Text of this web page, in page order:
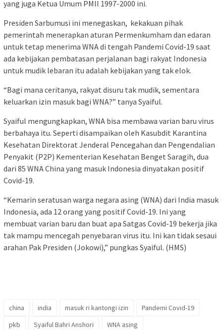
yang juga Ketua Umum PMII 1997-2000 ini.
Presiden Sarbumusi ini menegaskan, kekakuan pihak
pemerintah menerapkan aturan Permenkumham dan edaran
untuk tetap menerima WNA di tengah Pandemi Covid-19 saat
ada kebijakan pembatasan perjalanan bagi rakyat Indonesia
untuk mudik lebaran itu adalah kebijakan yang tak elok.
“Bagi mana ceritanya, rakyat disuru tak mudik, sementara
keluarkan izin masuk bagi WNA?” tanya Syaiful.
Syaiful mengungkapkan, WNA bisa membawa varian baru virus
berbahaya itu. Seperti disampaikan oleh Kasubdit Karantina
Kesehatan Direktorat Jenderal Pencegahan dan Pengendalian
Penyakit (P2P) Kementerian Kesehatan Benget Saragih, dua
dari 85 WNA China yang masuk Indonesia dinyatakan positif
Covid-19.
“Kemarin seratusan warga negara asing (WNA) dari India masuk
Indonesia, ada 12 orang yang positif Covid-19. Ini yang
membuat varian baru dan buat apa Satgas Covid-19 bekerja jika
tak mampu mencegah penyebaran virus itu. Ini kan tidak sesaui
arahan Pak Presiden (Jokowi),” pungkas Syaiful. (HMS)
china india masuk ri kantongi izin
Pandemi Covid-19
pkb
Syaiful Bahri Anshori WNA asing